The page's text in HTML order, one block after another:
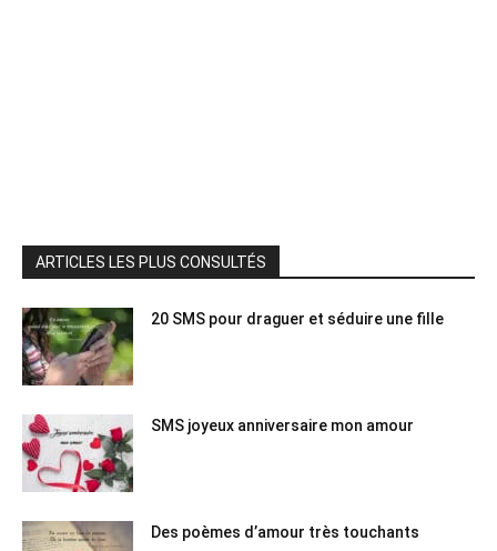
ARTICLES LES PLUS CONSULTÉS
20 SMS pour draguer et séduire une fille
SMS joyeux anniversaire mon amour
Des poèmes d’amour très touchants